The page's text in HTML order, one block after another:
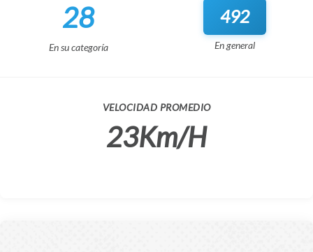
28
En su categoría
492
En general
VELOCIDAD PROMEDIO
23Km/H